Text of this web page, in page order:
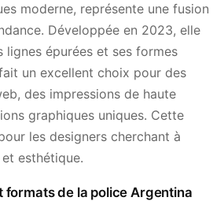
moderne, représente une fusion
Développée en 2023, elle
lignes épurées et ses formes
un excellent choix pour des
des impressions de haute
graphiques uniques. Cette
les designers cherchant à
esthétique.
formats de la police Argentina